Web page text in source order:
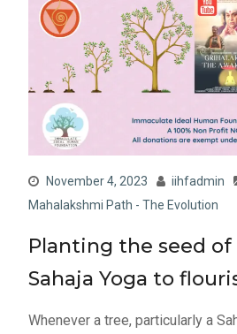
November 4, 2023 iihfadmin
Mahalakshmi Path - The Evolution
Planting the seed of
Sahaja Yoga to
Whenever a tree, particularly a